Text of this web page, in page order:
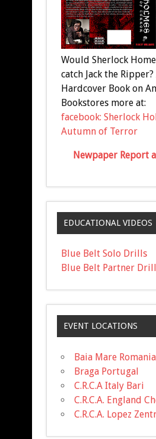
Would Sherlock
catch Jack the
Hardcover Book on
Bookstores more at:
facebook: Sherlock
Autumn of Terror
Newpaper Report
EDUCATIONAL VIDEOS
Blue Belt Solo Drills
Blue Belt Partner
EVENT LOCATIONS
Baia Mare Romania
Braga Portugal
C.R.C.A Italy Bari
C.R.C.A. England
C.R.C.A. Lopez